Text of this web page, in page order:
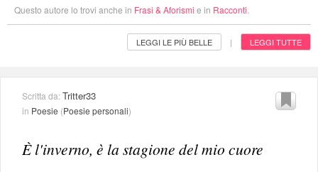
Questo autore lo trovi anche in Frasi & Aforismi e in Racconti
LEGGI LE PIÙ BELLE | LEGGI TUTTE
Scritta da:Tritter33
in Poesie (Poesie personali)
È l'inverno, è la stagione del mio cuore